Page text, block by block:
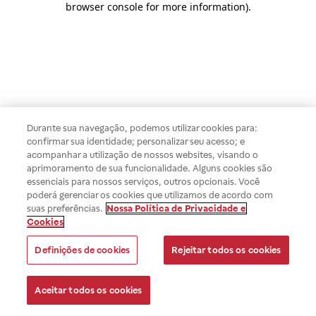
browser console for more information).
Durante sua navegação, podemos utilizar cookies para:
confirmar sua identidade; personalizar seu acesso; e
acompanhar a utilização de nossos websites, visando o
aprimoramento de sua funcionalidade. Alguns cookies são
essenciais para nossos serviços, outros opcionais. Você
poderá gerenciar os cookies que utilizamos de acordo com
suas preferências. Nossa Política de Privacidade e
Cookies
Definições de cookies Rejeitar todos os cookies
Aceitar todos os cookies